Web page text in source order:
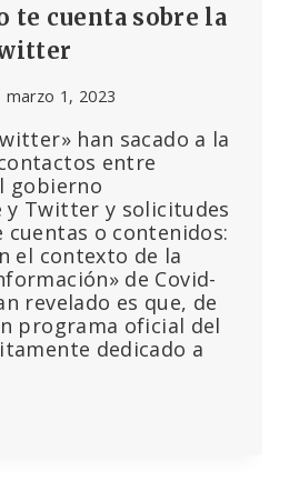
te cuenta sobre la
marzo 1, 2023
han sacado a la
entre
gobierno
y Twitter y solicitudes
cuentas o contenidos:
el contexto de la
de Covid-
revelado es que, de
programa oficial del
dedicado a